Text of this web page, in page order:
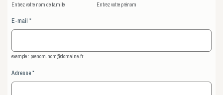
Entrez votre nom de famille Entrez votre prénom
E-mail
exemple : prenom.nom@domaine.fr
Adresse